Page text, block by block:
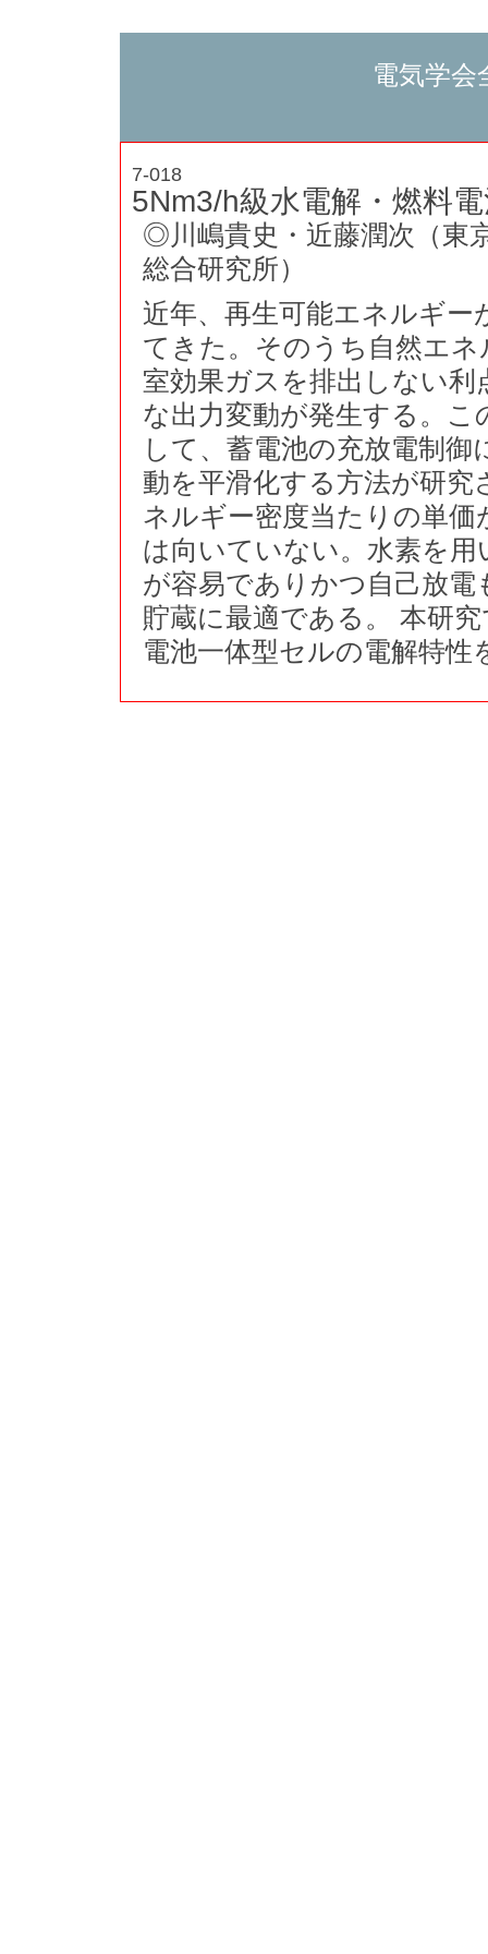
電気学会
7-018
5Nm3/h級水電解・燃料
◎川嶋貴史・近藤潤次（東
総合研究所）
近年、再生可能エネルギ
てきた。そのうち自然エ
室効果ガスを排出しない
な出力変動が発生する。
して、蓄電池の充放電制
動を平滑化する方法が研
ネルギー密度当たりの単
は向いていない。水素を
が容易でありかつ自己放
貯蔵に最適である。 本研
電池一体型セルの電解特